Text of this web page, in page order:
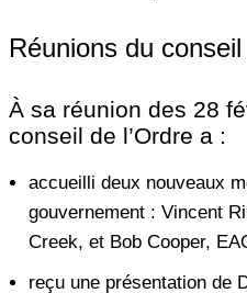
Réunions du conseil
À sa réunion des 28
conseil de l’Ordre a :
accueilli deux nouveaux
gouvernement : Vincent
Creek, et Bob Cooper,
reçu une présentation de